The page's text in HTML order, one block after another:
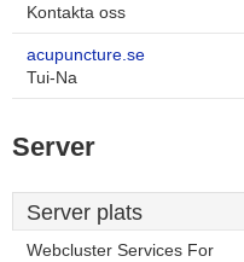
Kontakta oss
acupuncture.se
Tui-Na
Server
Server plats
Webcluster Services For